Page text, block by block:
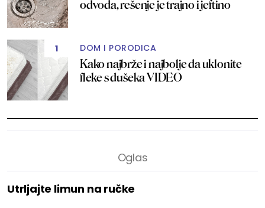
odvoda, rešenje je trajno i jeftino
1 DOM I PORODICA
Kako najbrže i najbolje da uklonite
fleke s dušeka VIDEO
Utrljajte limun na ručke